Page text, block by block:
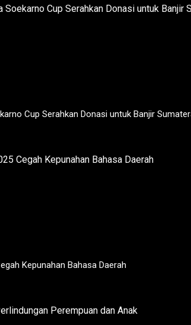
Cup Serahkan Donasi untuk Banjir
Kepunahan Bahasa Daerah